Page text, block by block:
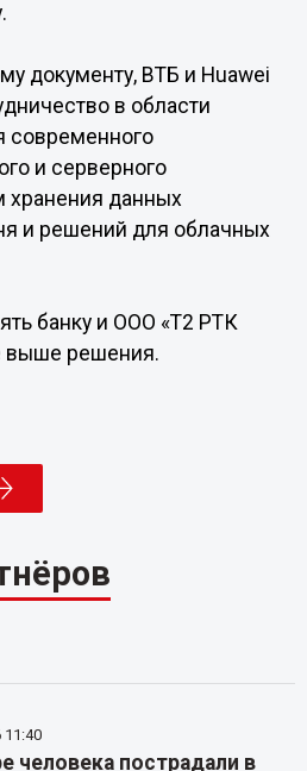
документу, ВТБ и Huawei
в области
современного
и серверного
хранения данных
и решений для облачных
банку и ООО «Т2 РТК
выше решения.
11:40
человека пострадали в